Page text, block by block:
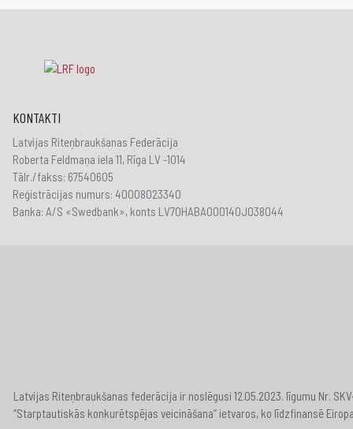
KONTAKTI
Latvijas Riteņbraukšanas Federācija
Roberta Feldmaņa iela 11, Rīga LV -1014
Tālr./fakss: 67540605
Reģistrācijas numurs: 40008023340
Banka: A/S «Swedbank», konts LV70HABA000140J038044
Latvijas Riteņbraukšanas federācija ir noslēgusi 12.05.2023. līgumu Nr.
“Starptautiskās konkurētspējas veicināšana” ietvaros, ko līdzfinansē